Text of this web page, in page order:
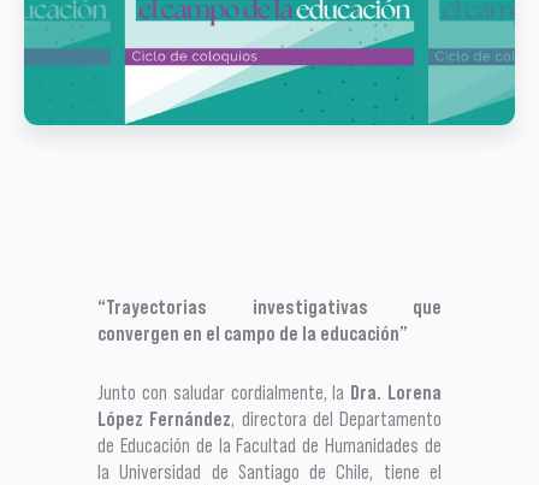
“Trayectorias investigativas que
convergen en el campo de la educación”
Junto con saludar cordialmente, la Dra. Lorena
López Fernández , directora del Departamento
de Educación de la Facultad de Humanidades de
la Universidad de Santiago de Chile, tiene el